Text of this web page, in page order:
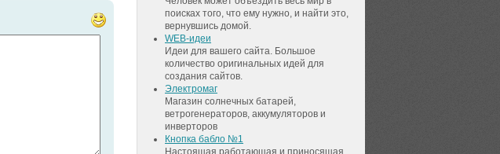
поисках того, что ему нужно, и найти это,
вернувшись домой.
WEB-идеи
Идеи для вашего сайта. Большое
количество оригинальных идей для
создания сайтов.
Электромаг
Магазин солнечных батарей,
ветрогенераторов, аккумуляторов и
инверторов
Кнопка бабло №1
Настоящая работающая и приносящая